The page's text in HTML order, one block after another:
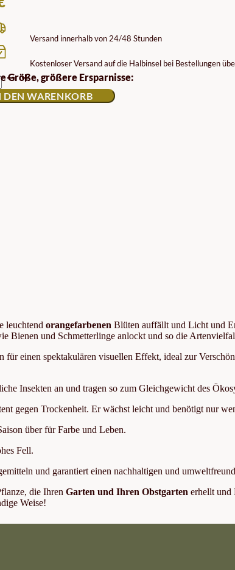
Versand innerhalb von 24/48 Stunden
Kostenloser Versand auf die Halbinsel bei Bestellungen
Größe, größere Ersparnisse:
DEN WARENKORB
leuchtendorangefarbenen Blüten auffällt und Licht und
Bienen und Schmetterlinge anlockt und so die
für einen spektakulären visuellen Effekt, ideal zur
Insekten an und tragen so zum Gleichgewicht des
gegen Trockenheit. Er wächst leicht und benötigt nur
über für Farbe und Leben.
Fell.
und garantiert einen nachhaltigen und
die IhrenGarten und Ihren Obstgarten erhellt und
Weise!